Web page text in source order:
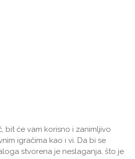
bit će vam korisno i zanimljivo
igračima kao i vi. Da bi se
stvorena je neslaganja, što je